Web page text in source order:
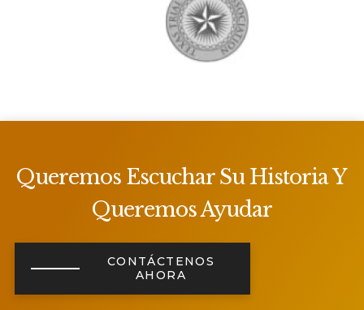
Queremos Escuchar Su Historia Y
Queremos Ayudar
CONTÁCTENOS
AHORA